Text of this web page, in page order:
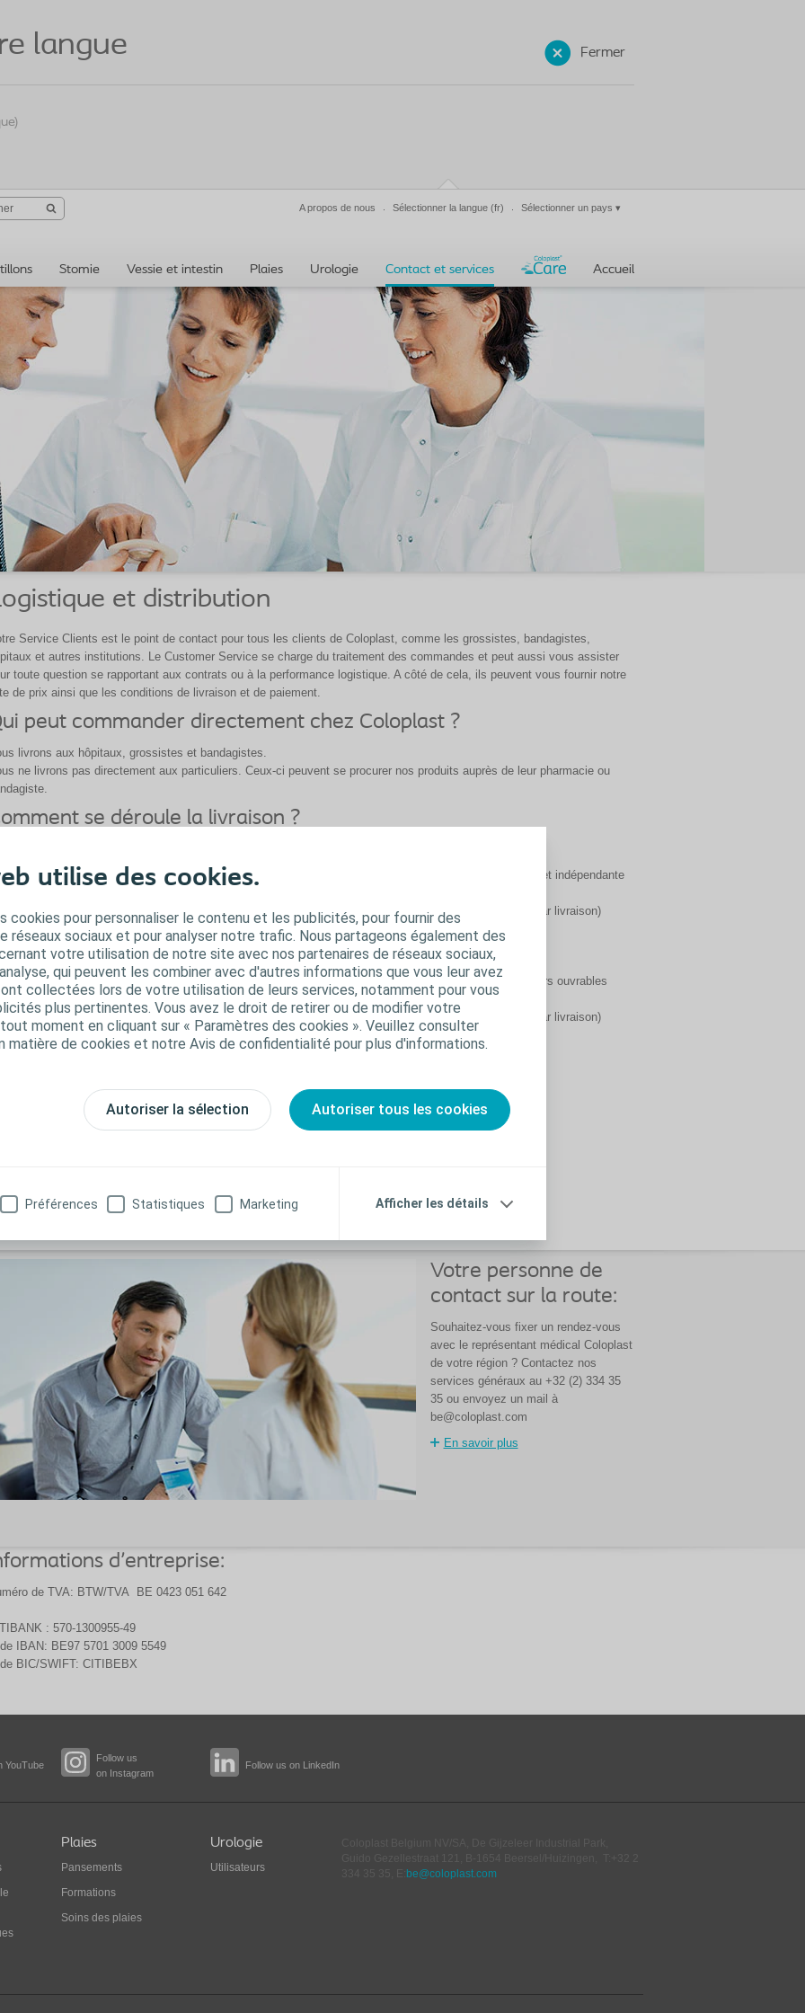
utilise des cookies.
cookies pour personnaliser le contenu et les publicités, pour fournir des
réseaux sociaux et pour analyser notre trafic. Nous partageons également des
votre utilisation de notre site avec nos partenaires de réseaux sociaux,
qui peuvent les combiner avec d'autres informations que vous leur avez
collectées lors de votre utilisation de leurs services, notamment pour vous
plus pertinentes. Vous avez le droit de retirer ou de modifier votre
moment en cliquant sur « Paramètres des cookies ». Veuillez consulter
matière de cookies et notre Avis de confidentialité pour plus d'informations.
Autoriser la sélection Autoriser tous les cookies
Préférences Statistiques Marketing Afficher les détails
Fermer
langue
A propos de nous Sélectionner la langue (fr) Sélectionner un pays ▾
Stomie Vessie et intestin Plaies Urologie Contact et services Accueil
et distribution
Service Clients est le point de contact pour tous les clients de Coloplast, comme les grossistes, bandagistes,
et autres institutions. Le Customer Service se charge du traitement des commandes et peut aussi vous assister
toute question se rapportant aux contrats ou à la performance logistique. A côté de cela, ils peuvent vous fournir notre
de prix ainsi que les conditions de livraison et de paiement.
peut commander directement chez Coloplast ?
livrons aux hôpitaux, grossistes et bandagistes.
ne livrons pas directement aux particuliers. Ceux-ci peuvent se procurer nos produits auprès de leur pharmacie ou
se déroule la livraison ?
commande passée avant 12h00, sera livrée dans les deux jours ouvrables (sauf situation imprévue et indépendante
franco pour toute commande supérieure à € 250,00 HTVA (sinon, les frais de transport (€ 15,00 par livraison)
à charge du client).
séparées : Porgès
commande urgente passée avant 13h00, sera livrée le jour ouvrable suivant, sinon dans les deux jours ouvrables
situation imprévue et indépendante de notre volonté)
franco pour toute commande supérieure à € 150,00 HTVA (sinon, les frais de transport (€ 25,00 par livraison)
à charge du client).
32 2 334 25 25
order.be@coloplast.com
Votre personne de
contact sur la route:
Souhaitez-vous fixer un rendez-vous
avec le représentant médical Coloplast
de votre région ? Contactez nos
services généraux au +32 (2) 334 35
35 ou envoyez un mail à
be@coloplast.com
En savoir plus
d'entreprise:
de TVA: BTW/TVA BE 0423 051 642
: 570-1300955-49
IBAN: BE97 5701 3009 5549
BIC/SWIFT: CITIBEBX
YouTube
Follow us
on Instagram
Follow us on LinkedIn
Plaies
Pansements
Formations
Soins des plaies
Urologie
Utilisateurs be@coloplast.com